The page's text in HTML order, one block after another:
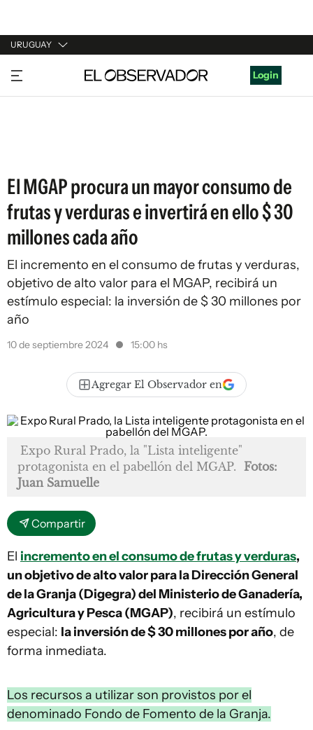
URUGUAY
URUGUAY
ARGENTINA
Login
El MGAP procura un mayor consumo de
frutas y verduras e invertirá en ello $ 30
millones cada año
El incremento en el consumo de frutas y verduras,
objetivo de alto valor para el MGAP, recibirá un
estímulo especial: la inversión de $ 30 millones por
año
10 de septiembre 2024 15:00 hs
Agregar El Observador en
Expo Rural Prado, la "Lista inteligente"
protagonista en el pabellón del MGAP. Fotos:
Juan Samuelle
Compartir
El incremento en el consumo de frutas y verduras,
un objetivo de alto valor para la Dirección General
de la Granja (Digegra) del Ministerio de Ganadería,
Agricultura y Pesca (MGAP), recibirá un estímulo
especial: la inversión de $ 30 millones por año, de
forma inmediata.
Los recursos a utilizar son provistos por el
denominado Fondo de Fomento de la Granja.